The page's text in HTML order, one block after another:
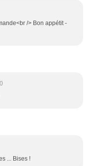
/> Bon appétit -
... Bises !